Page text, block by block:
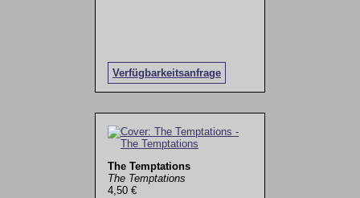
Verfügbarkeitsanfrage
The Temptations
The Temptations
4,50 €